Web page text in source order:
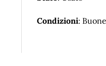
Condizioni: